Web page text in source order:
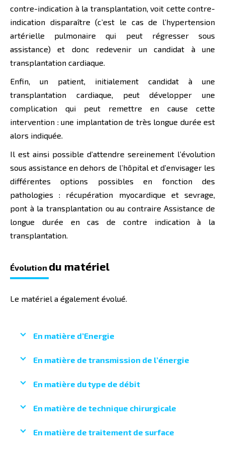
contre-indication à la transplantation, voit cette contre-
indication disparaître (c’est le cas de l’hypertension
artérielle pulmonaire qui peut régresser sous
assistance) et donc redevenir un candidat à une
transplantation cardiaque.
Enfin, un patient, initialement candidat à une
transplantation cardiaque, peut développer une
complication qui peut remettre en cause cette
intervention : une implantation de très longue durée est
alors indiquée.
Il est ainsi possible d’attendre sereinement l’évolution
sous assistance en dehors de l’hôpital et d’envisager les
différentes options possibles en fonction des
pathologies : récupération myocardique et sevrage,
pont à la transplantation ou au contraire Assistance de
longue durée en cas de contre indication à la
transplantation.
Évolution du matériel
Le matériel a également évolué.
En matière d’Energie
En matière de transmission de l’énergie
En matière du type de débit
En matière de technique chirurgicale
En matière de traitement de surface